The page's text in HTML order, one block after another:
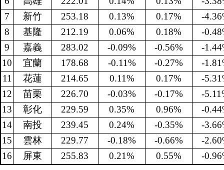
7
新竹 253.18 0.13% 0.17%
-
8
基隆 212.19 0.06% 0.18%
-
9
嘉義 283.02 -0.09% -0.56%
-
10
宜蘭 178.68 -0.11% -0.27%
-
11
花蓮 214.65 0.11% 0.17%
-
12
苗栗 226.70 -0.03% -0.17%
-
13
彰化 229.59 0.35% 0.96%
-
14
南投 239.45 0.24% -0.35%
-
15
雲林 229.77 -0.18% -0.66%
-
16
屏東 255.83 0.21% 0.55% -